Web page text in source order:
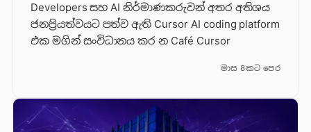
Developers සහ AI නිර්මාණකරුවන් අතර අතිශය
ජනප්‍රියත්වයට පත්ව ඇති Cursor AI coding platform
එක මගින් සංවිධානය කර න Café Cursor
මාස 8කට පෙර